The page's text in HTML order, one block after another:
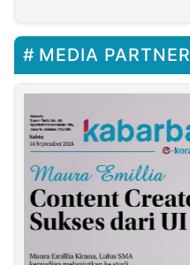
MEDIA PARTNER